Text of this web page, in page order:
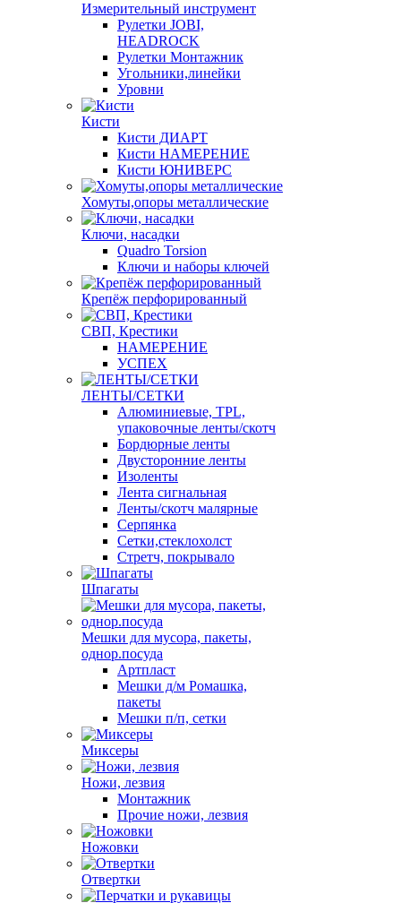
Измерительный инструмент
Рулетки JOBI,
HEADROCK
Рулетки Монтажник
Угольники,линейки
Уровни
Кисти
Кисти ДИАРТ
Кисти НАМЕРЕНИЕ
Кисти ЮНИВЕРС
Хомуты,опоры металлические
Ключи, насадки
Quadro Torsion
Ключи и наборы ключей
Крепёж перфорированный
СВП, Крестики
НАМЕРЕНИЕ
УСПЕХ
ЛЕНТЫ/СЕТКИ
Алюминиевые, TPL,
упаковочные ленты/скотч
Бордюрные ленты
Двусторонние ленты
Изоленты
Лента сигнальная
Ленты/скотч малярные
Серпянка
Сетки,стеклохолст
Стретч, покрывало
Шпагаты
Мешки для мусора, пакеты,
однор.посуда
Артпласт
Мешки д/м Ромашка,
пакеты
Мешки п/п, сетки
Миксеры
Ножи, лезвия
Монтажник
Прочие ножи, лезвия
Ножовки
Отвертки